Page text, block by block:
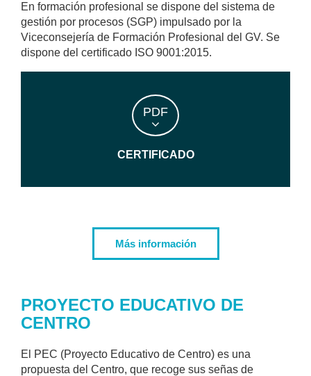
En formación profesional se dispone del sistema de
gestión por procesos (SGP) impulsado por la
Viceconsejería de Formación Profesional del GV. Se
dispone del certificado ISO 9001:2015.
PDF
CERTIFICADO
Más información
PROYECTO EDUCATIVO DE
CENTRO
El PEC (Proyecto Educativo de Centro) es una
propuesta del Centro, que recoge sus señas de